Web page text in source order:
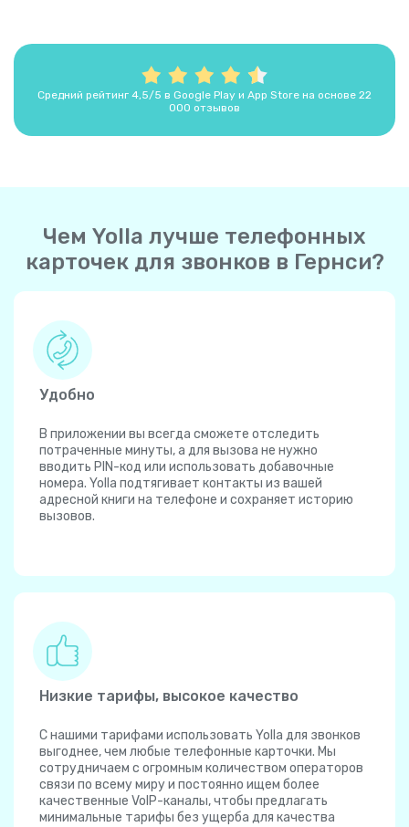
Средний рейтинг 4,5/5 в Google Play и App Store на основе 22
000 отзывов
Чем Yolla лучше телефонных
карточек для звонков в Гернси?
Удобно
В приложении вы всегда сможете отследить
потраченные минуты, а для вызова не нужно
вводить PIN-код или использовать добавочные
номера. Yolla подтягивает контакты из вашей
адресной книги на телефоне и сохраняет историю
вызовов.
Низкие тарифы, высокое качество
С нашими тарифами использовать Yolla для звонков
выгоднее, чем любые телефонные карточки. Мы
сотрудничаем с огромным количеством операторов
связи по всему миру и постоянно ищем более
качественные VoIP-каналы, чтобы предлагать
минимальные тарифы без ущерба для качества